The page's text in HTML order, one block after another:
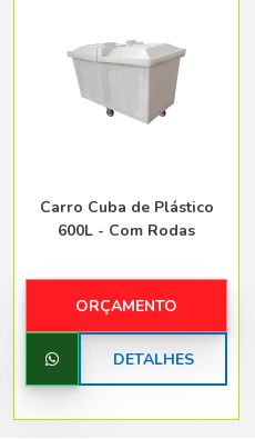
Carro Cuba de Plástico
600L - Com Rodas
ORÇAMENTO
DETALHES